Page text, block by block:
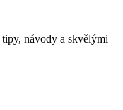
tipy, návody a skvělými